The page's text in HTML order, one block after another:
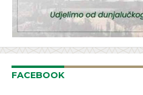
FACEBOOK